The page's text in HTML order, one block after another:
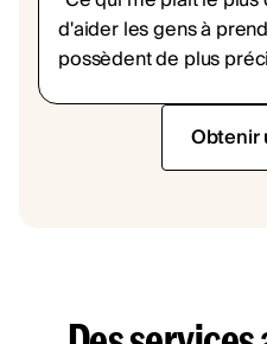
d'aider les gens à
possèdent de plus
Obtenir